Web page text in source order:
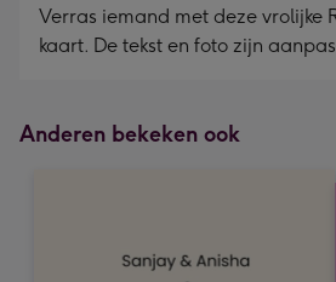
Verras iemand met deze vrolijke
kaart. De tekst en foto zijn
Anderen bekeken ook